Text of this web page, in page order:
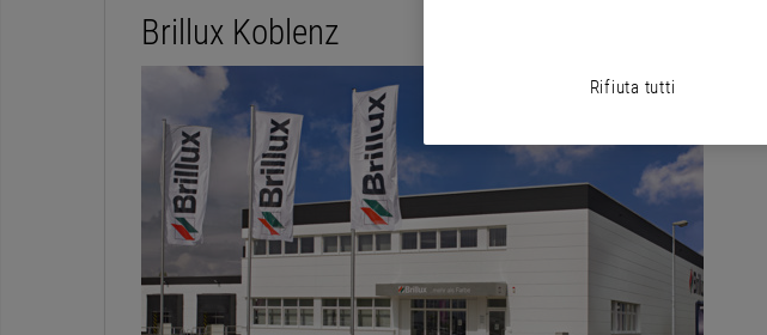
Brillux Koblenz
Rifiuta tutti